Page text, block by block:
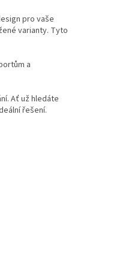
pro vaše
varianty. Tyto
a
Ať už hledáte
řešení.